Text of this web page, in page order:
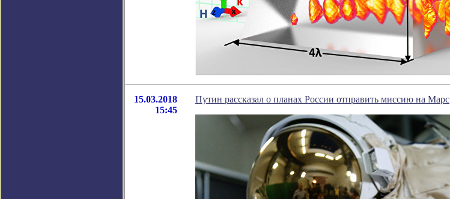
15.03.2018
15:45
Путин рассказал о планах России отправить миссию на Марс‍